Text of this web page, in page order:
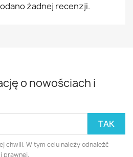
żadnej recenzji.
o nowościach i
chwili. W tym celu należy odnaleźć
prawnej.